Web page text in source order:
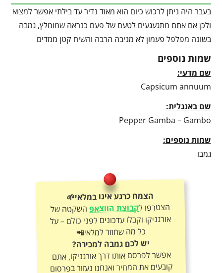
בעבר היה ניתן לרכוש כיום הוא מאוד נדיר עד בילתי אפשר למצוא
ולכן אם אתם מתגעגעים לטעם של פעם כנראה שמומלץ, גמבה
בשונה מפלפל פעמון לא מניבה הרבה והשיח קטן ממדים
שמות נוספים
שם מדעי:
Capsicum annuum
שם באנגלית:
Pepper Gamba – Gambo
שמות נוספים:
גמבו
הצמח כרגע אינו במלאי🌱
הצטרפו לקבוצת הווצאפהשקטה של
אורגניקו וקבלו עדכונים לפני כולם – על
כל מה שחוזר למלאי📲
יש לכם גמבה למכירה?
אפשר לפרסם אותו דרך אורגניקו, אתם
קובעים את המחיר ואנחנו נעזור בפרסום